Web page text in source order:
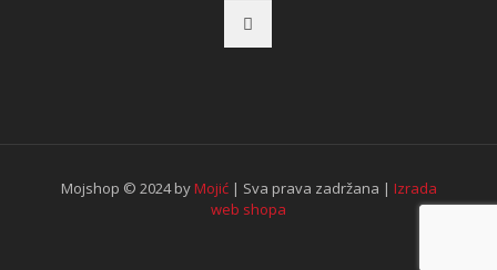
Mojshop © 2024 byMojić| Sva prava zadržana | Izrada
web shopa